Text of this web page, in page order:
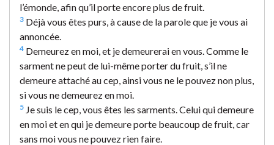
l’émonde, afin qu’il porte encore plus de fruit.
3 Déjà vous êtes purs, à cause de la parole que je vous ai
annoncée.
4 Demeurez en moi, et je demeurerai en vous. Comme le
sarment ne peut de lui-même porter du fruit, s’il ne
demeure attaché au cep, ainsi vous ne le pouvez non plus,
si vous ne demeurez en moi.
5 Je suis le cep, vous êtes les sarments. Celui qui demeure
en moi et en qui je demeure porte beaucoup de fruit, car
sans moi vous ne pouvez rien faire.